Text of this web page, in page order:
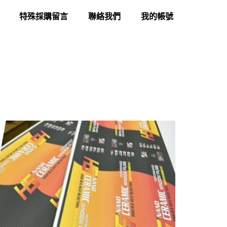
特殊採購留言 聯絡我們 我的帳號